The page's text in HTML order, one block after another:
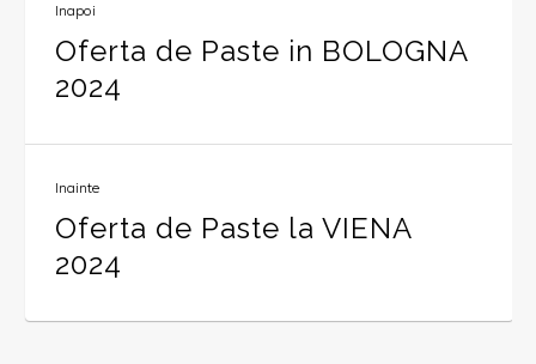
Inapoi
Oferta de Paste in BOLOGNA
2024
Inainte
Oferta de Paste la VIENA
2024